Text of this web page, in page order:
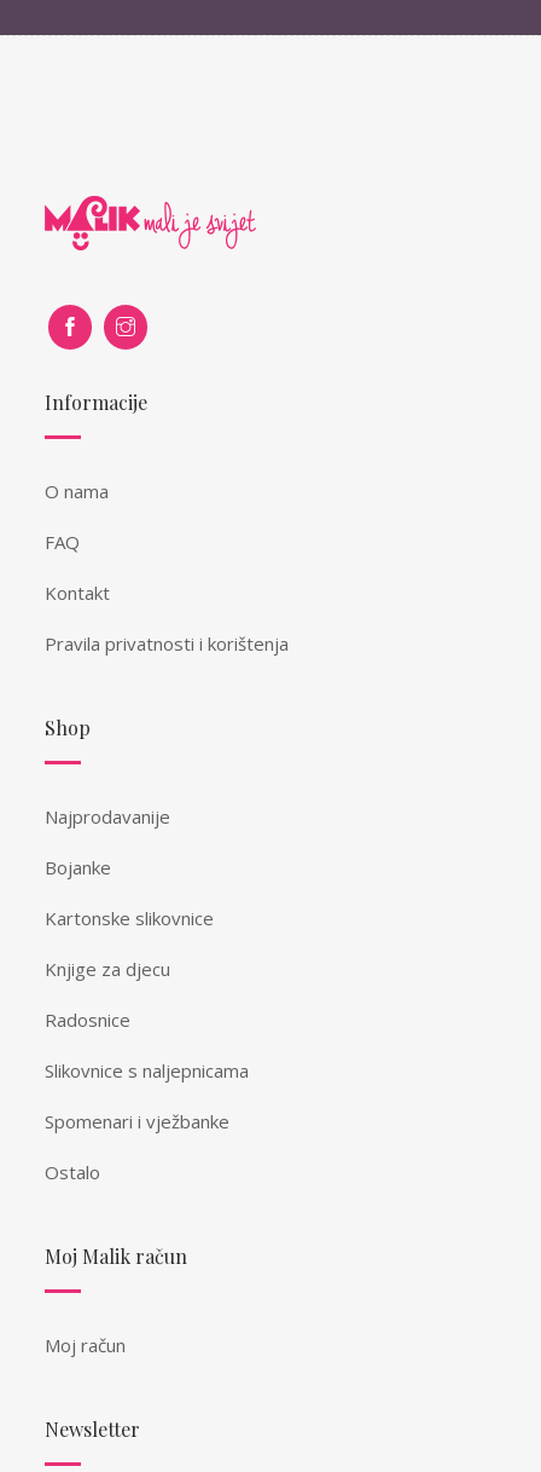
Informacije
O nama
FAQ
Kontakt
Pravila privatnosti i korištenja
Shop
Najprodavanije
Bojanke
Kartonske slikovnice
Knjige za djecu
Radosnice
Slikovnice s naljepnicama
Spomenari i vježbanke
Ostalo
Moj Malik račun
Moj račun
Newsletter